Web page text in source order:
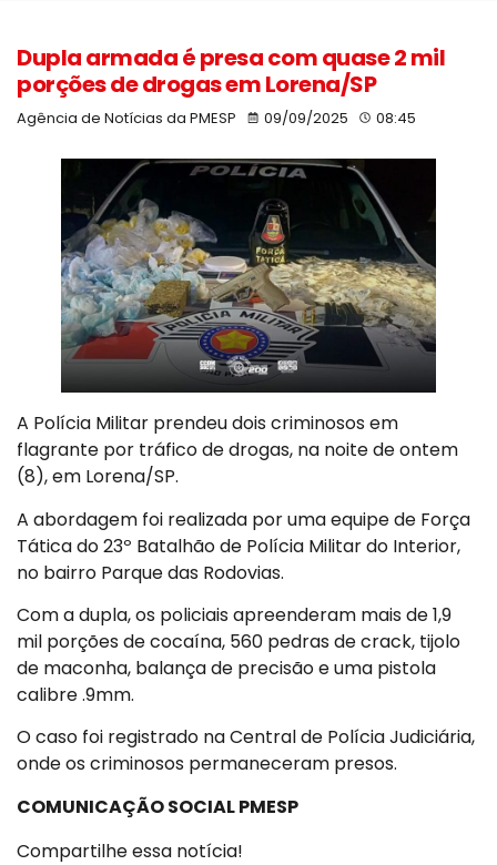
Dupla armada é presa com quase 2 mil
porções de drogas em Lorena/SP
Agência de Notícias da PMESP 09/09/2025 08:45
A Polícia Militar prendeu dois criminosos em
flagrante por tráfico de drogas, na noite de ontem
(8), em Lorena/SP.
A abordagem foi realizada por uma equipe de Força
Tática do 23º Batalhão de Polícia Militar do Interior,
no bairro Parque das Rodovias.
Com a dupla, os policiais apreenderam mais de 1,9
mil porções de cocaína, 560 pedras de crack, tijolo
de maconha, balança de precisão e uma pistola
calibre .9mm.
O caso foi registrado na Central de Polícia Judiciária,
onde os criminosos permaneceram presos.
COMUNICAÇÃO SOCIAL PMESP
Compartilhe essa notícia!